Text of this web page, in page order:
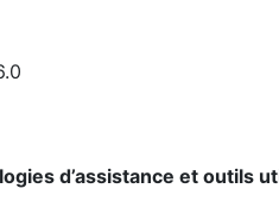
d’assistance et outils